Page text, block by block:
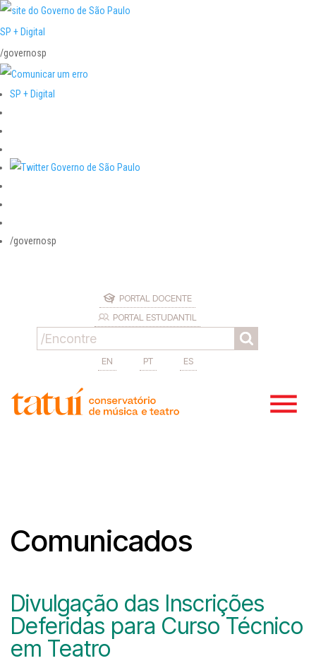
SP + Digital
/governosp
SP + Digital
/governosp
PORTAL DOCENTE
PORTAL ESTUDANTIL
EN PT ES
Comunicados
Divulgação das Inscrições
Deferidas para Curso Técnico
em Teatro